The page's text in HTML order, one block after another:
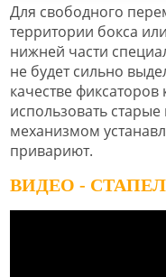
Для свободного
территории бокса
нижней части
не будет сильно
качестве
использовать
механизмом
привариют.
ВИДЕО -